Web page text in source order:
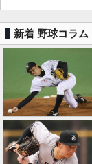
新着 野球コラム